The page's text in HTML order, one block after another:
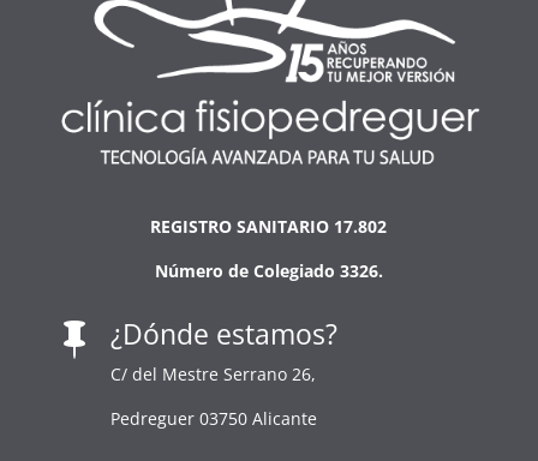
REGISTRO SANITARIO 17.802
Número de Colegiado 3326.
 ¿Dónde estamos?
C/ del Mestre Serrano 26,
Pedreguer 03750 Alicante